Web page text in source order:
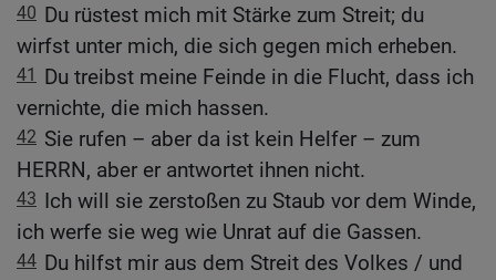
40 Du rüstest mich mit Stärke zum Streit; du
wirfst unter mich, die sich gegen mich erheben.
41
Du treibst meine Feinde in die Flucht, dass ich
vernichte, die mich hassen.
42 Sie rufen – aber da ist kein Helfer – zum
HERRN, aber er antwortet ihnen nicht.
43 Ich will sie zerstoßen zu Staub vor dem Winde,
ich werfe sie weg wie Unrat auf die Gassen.
44 Du hilfst mir aus dem Streit des Volkes / und